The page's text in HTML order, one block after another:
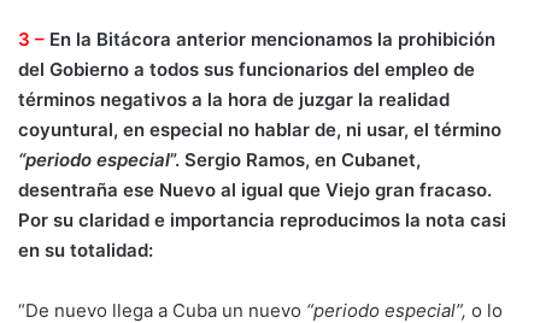
3 – En la Bitácora anterior mencionamos la prohibición
del Gobierno a todos sus funcionarios del empleo de
términos negativos a la hora de juzgar la realidad
coyuntural, en especial no hablar de, ni usar, el término
“periodo especial”. Sergio Ramos, en Cubanet,
desentraña ese Nuevo al igual que Viejo gran fracaso.
Por su claridad e importancia reproducimos la nota casi
en su totalidad:
“De nuevo llega a Cuba un nuevo “periodo especial”, o lo